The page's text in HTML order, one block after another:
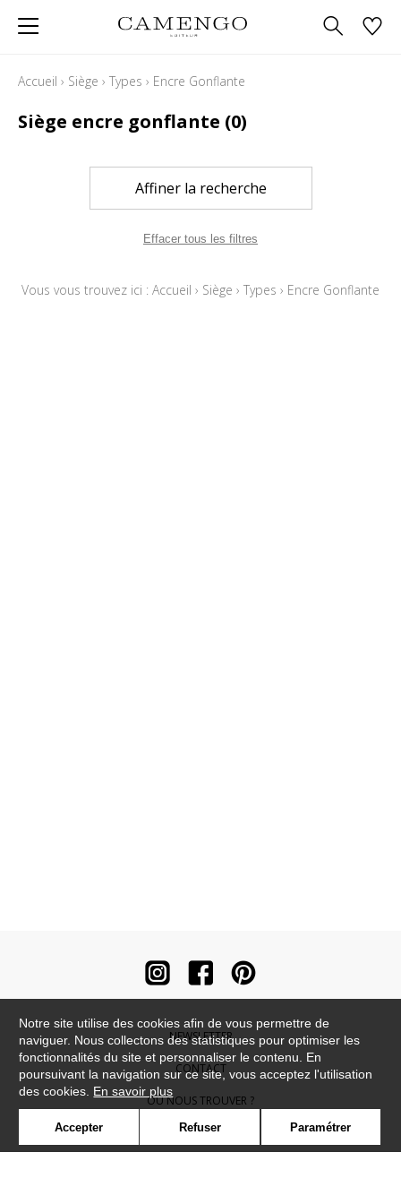
Accueil › Siège › Types › Encre Gonflante
Siège encre gonflante (0)
Affiner la recherche
Effacer tous les filtres
Vous vous trouvez ici : Accueil › Siège › Types › Encre Gonflante
NEWSLETTER
CONTACT
OÙ NOUS TROUVER ?
CONTRACT
Notre site utilise des cookies afin de vous permettre de
naviguer. Nous collectons des statistiques pour optimiser les
fonctionnalités du site et personnaliser le contenu. En
poursuivant la navigation sur ce site, vous acceptez l'utilisation
des cookies. En savoir plus
Accepter Refuser Paramétrer